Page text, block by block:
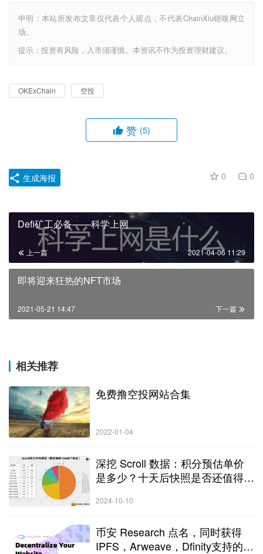
申明：本站所发布文章仅代表个人观点，不代表ChainXiu链嗅网立
场。
提示：投资有风险，入市须谨慎。本资讯不作为投资理财建议。
OKExChain 空投
赞 (5)
0 0
生成海报
Defi矿工必备——科学上网
上一篇 2021-04-06 11:29
即将迎来狂热的NFT市场
下一篇
2021-05-21 14:47
相关推荐
免费撸空投网站合集
2022-01-04
深挖 Scroll 数据：积分预估单价
是多少？十天后快照是否还值得参
2024-10-10
币安 Research 点名，同时获得
IPFS，Arweave，Dfinity支持的